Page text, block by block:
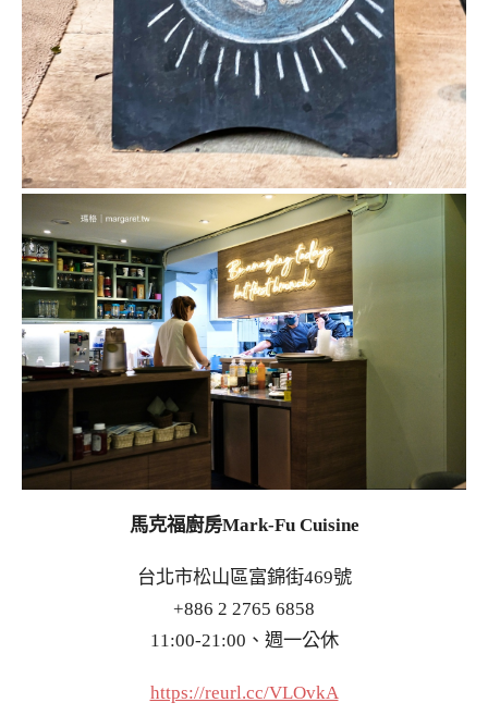
馬克福廚房Mark-Fu Cuisine
台北市松山區富錦街469號
+886 2 2765 6858
11:00-21:00、週一公休
https://reurl.cc/VLOvkA